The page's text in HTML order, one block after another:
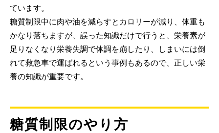
ています。
糖質制限中に肉や油を減らすとカロリーが減り、体重も
かなり落ちますが、誤った知識だけで行うと、栄養素が
足りなくなり栄養失調で体調を崩したり、しまいには倒
れて救急車で運ばれるという事例もあるので、正しい栄
養の知識が重要です。
糖質制限のやり方